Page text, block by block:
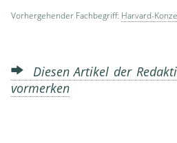
Vorhergehender Fachbegriff: Harvard-
Diesen Artikel der
vormerken